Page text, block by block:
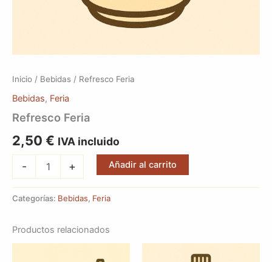
Inicio / Bebidas / Refresco Feria
Bebidas, Feria
Refresco Feria
2,50 € IVA incluido
-
+ Añadir al carrito
Categorías: Bebidas, Feria
Productos relacionados